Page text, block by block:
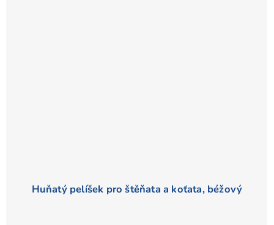
Huňatý pelíšek pro štěňata a koťata, béžový